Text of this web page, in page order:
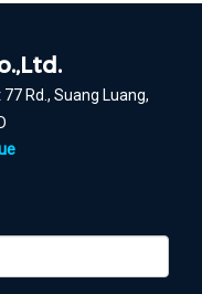
Rd., Suang Luang,